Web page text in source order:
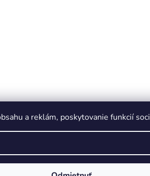
a reklám, poskytovanie funkcií